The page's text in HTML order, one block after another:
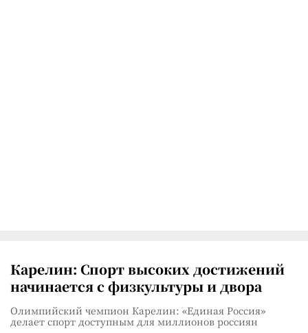
Карелин: Спорт высоких достижений
начинается с физкультуры и двора
Олимпийский чемпион Карелин: «Единая Россия»
делает спорт доступным для миллионов россиян